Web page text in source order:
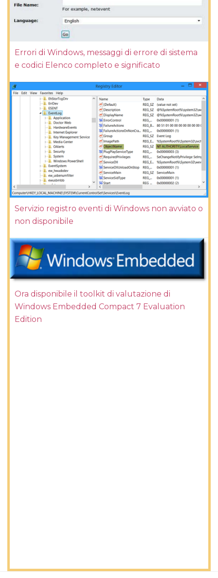
Errori di Windows, messaggi di errore di sistema
e codici Elenco completo e significato
Servizio registro eventi di Windows non avviato o
non disponibile
Ora disponibile il toolkit di valutazione di
Windows Embedded Compact 7 Evaluation
Edition